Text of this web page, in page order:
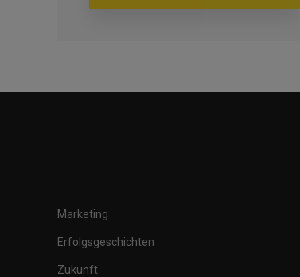
Marketing
Erfolgsgeschichten
Zukunft